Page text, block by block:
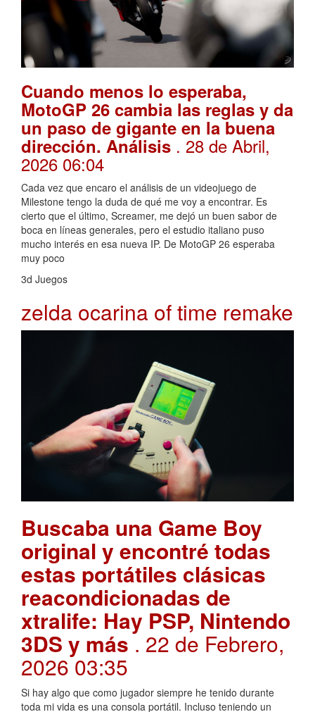
Cuando menos lo esperaba,
MotoGP 26 cambia las reglas y da
un paso de gigante en la buena
dirección. Análisis . 28 de Abril,
2026 06:04
Cada vez que encaro el análisis de un videojuego de
Milestone tengo la duda de qué me voy a encontrar. Es
cierto que el último, Screamer, me dejó un buen sabor de
boca en líneas generales, pero el estudio italiano puso
mucho interés en esa nueva IP. De MotoGP 26 esperaba
muy poco
3d Juegos
zelda ocarina of time remake
Buscaba una Game Boy
original y encontré todas
estas portátiles clásicas
reacondicionadas de
xtralife: Hay PSP, Nintendo
3DS y más. 22 de Febrero,
2026 03:35
Si hay algo que como jugador siempre he tenido durante
toda mi vida es una consola portátil. Incluso teniendo un